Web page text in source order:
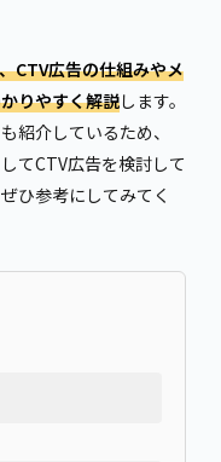
CTV広告の仕組みやメ
りやすく解説します。
紹介しているため、
てCTV広告を検討して
ひ参考にしてみてく